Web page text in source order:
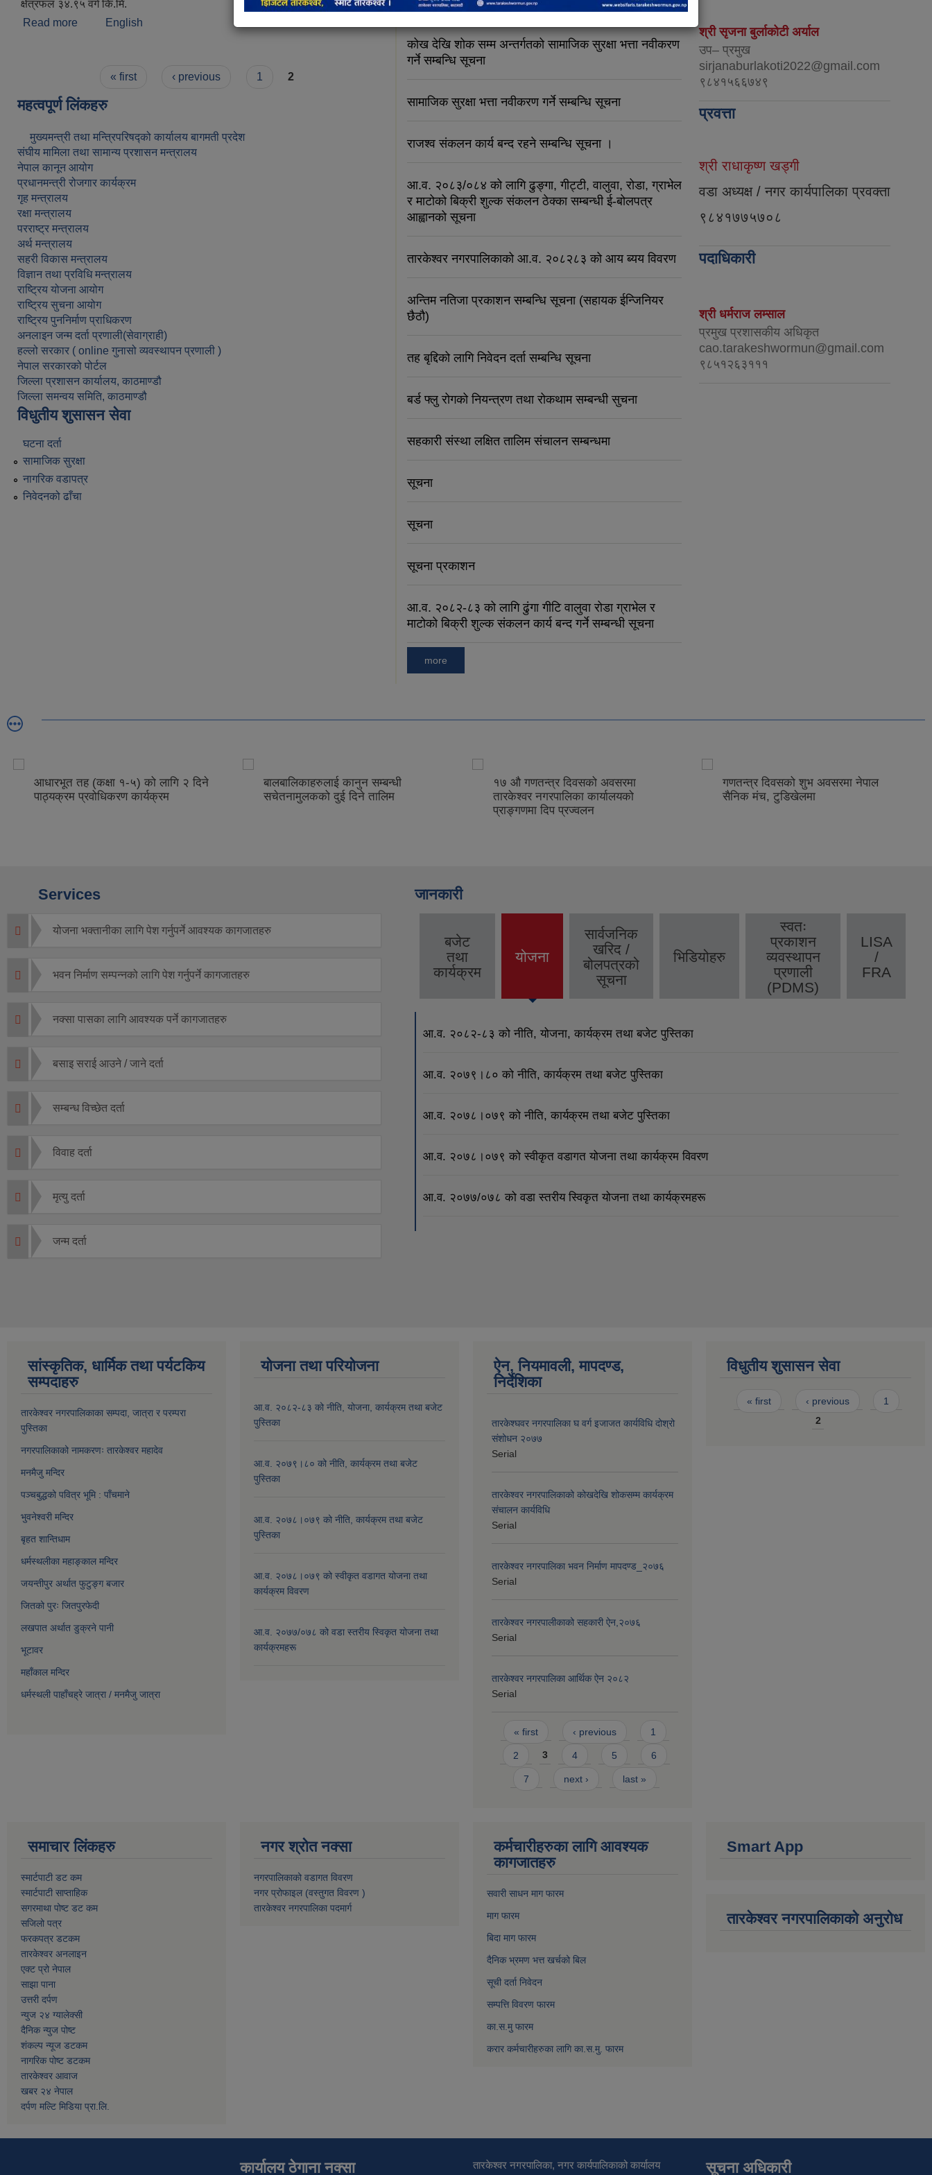
क्षेत्रफल ३४.९५ वर्ग कि.मि.
Read more about संक्षिप्त परिचय
English
« first ‹ previous 1 2
महत्वपूर्ण लिंकहरु
मुख्यमन्त्री तथा मन्त्रिपरिषद्को कार्यालय बागमती प्रदेश
संघीय मामिला तथा सामान्य प्रशासन मन्त्रालय
नेपाल कानून आयोग
प्रधानमन्त्री रोजगार कार्यक्रम
गृह मन्त्रालय
रक्षा मन्त्रालय
परराष्ट्र मन्त्रालय
अर्थ मन्त्रालय
सहरी विकास मन्त्रालय
विज्ञान तथा प्रविधि मन्त्रालय
राष्ट्रिय योजना आयोग
राष्ट्रिय सुचना आयोग
राष्ट्रिय पुननिर्माण प्राधिकरण
अनलाइन जन्म दर्ता प्रणाली(सेवाग्राही)
हल्लो सरकार ( online गुनासो व्यवस्थापन प्रणाली )
नेपाल सरकारको पोर्टल
जिल्ला प्रशासन कार्यालय, काठमाण्डौ
जिल्ला समन्वय समिति, काठमाण्डौ
विधुतीय शुसासन सेवा
घटना दर्ता
सामाजिक सुरक्षा
नागरिक वडापत्र
निवेदनको ढाँचा
सूचना
कोख देखि शोक सम्म अन्तर्गतको सामाजिक सुरक्षा भत्ता नवीकरण
गर्ने सम्बन्धि सूचना
सामाजिक सुरक्षा भत्ता नवीकरण गर्ने सम्बन्धि सूचना
राजश्व संकलन कार्य बन्द रहने सम्बन्धि सूचना ।
आ.व. २०८३/०८४ को लागि ढुङ्गा, गीट्टी, वालुवा, रोडा, ग्राभेल
र माटोको बिक्री शुल्क संकलन ठेक्का सम्बन्धी ई-बोलपत्र
आह्वानको सूचना
तारकेश्वर नगरपालिकाको आ.व. २०८२८३ को आय ब्यय विवरण
अन्तिम नतिजा प्रकाशन सम्बन्धि सूचना (सहायक ईन्जिनियर
छैठौ)
तह बृद्दिको लागि निवेदन दर्ता सम्बन्धि सूचना
बर्ड फ्लु रोगको नियन्त्रण तथा रोकथाम सम्बन्धी सुचना
सहकारी संस्था लक्षित तालिम संचालन सम्बन्धमा
सूचना
सूचना
सूचना प्रकाशन
आ.व. २०८२-८३ को लागि ढुंगा गीटि वालुवा रोडा ग्राभेल र
माटोको बिक्री शुल्क संकलन कार्य बन्द गर्ने सम्बन्धी सूचना
more
श्री सृजना बुर्लाकोटी अर्याल
उप– प्रमुख
sirjanaburlakoti2022@gmail.com
९८४१५६६७४९
प्रवत्ता
श्री राधाकृष्ण खड्गी
वडा अध्यक्ष / नगर कार्यपालिका प्रवक्ता
९८४१७७५७०८
पदाधिकारी
श्री धर्मराज लम्साल
प्रमुख प्रशासकीय अधिकृत
cao.tarakeshwormun@gmail.com
९८५१२६३१११
आधारभूत तह (कक्षा १-५) को लागि २ दिने
पाठ्यक्रम प्रवोधिकरण कार्यक्रम
बालबालिकाहरुलाई कानुन सम्बन्धी
सचेतनामुलकको दुई दिने तालिम
१७ औ गणतन्त्र दिवसको अवसरमा
तारकेश्वर नगरपालिका कार्यालयको
प्राङ्गणमा दिप प्रज्वलन
गणतन्त्र दिवसको शुभ अवसरमा नेपाल
सैनिक मंच, टुडिखेलमा
Services
योजना भक्तानीका लागि पेश गर्नुपर्ने आवश्यक कागजातहरु
भवन निर्माण सम्पन्नको लागि पेश गर्नुपर्ने कागजातहरु
नक्सा पासका लागि आवश्यक पर्ने कागजातहरु
बसाइ सराई आउने / जाने दर्ता
सम्बन्ध विच्छेत दर्ता
विवाह दर्ता
मृत्यु दर्ता
जन्म दर्ता
जानकारी
बजेट
तथा
कार्यक्रम
योजना
(active
सार्वजनिक
खरिद /
बोलपत्रको
सूचना
भिडियोहरु
स्वतः
प्रकाशन
व्यवस्थापन
प्रणाली
(PDMS)
LISA
/
FRA
आ.व. २०८२-८३ को नीति, योजना, कार्यक्रम तथा बजेट पुस्तिका
आ.व. २०७९।८० को नीति, कार्यक्रम तथा बजेट पुस्तिका
आ.व. २०७८।०७९ को नीति, कार्यक्रम तथा बजेट पुस्तिका
आ.व. २०७८।०७९ को स्वीकृत वडागत योजना तथा कार्यक्रम विवरण
आ.व. २०७७/०७८ को वडा स्तरीय स्विकृत योजना तथा कार्यक्रमहरू
सांस्कृतिक, धार्मिक तथा पर्यटकिय
सम्पदाहरु
तारकेश्वर नगरपालिकाका सम्पद ा, जात्रा र परम्परा
पुस्तिका
नगरपालिकाको नामकरणः तारकेश्वर महादेव
मनमैजु मन्दिर
पञ्चबुद्धको पवित्र भूमि : पाँचमाने
भुवनेश्वरी मन्दिर
बृहत शान्तिधाम
धर्मस्थलीका महाङ्काल मन्दिर
जयन्तीपुर अर्थात फुटुङ्ग बजार
जितको पुरः जितपुरफेदी
लखपात अर्थात डुक्रने पानी
भूटावर
महाँकाल मन्दिर
धर्मस्थली पाहाँचह्रे जात्रा / मनमैजु जात्रा
योजना तथा परियोजना
आ.व. २०८२-८३ को नीति, योजना, कार्यक्रम तथा बजेट
पुस्तिका
आ.व. २०७९।८० को नीति, कार्यक्रम तथा बजेट
पुस्तिका
आ.व. २०७८।०७९ को नीति, कार्यक्रम तथा बजेट
पुस्तिका
आ.व. २०७८।०७९ को स्वीकृत वडागत योजना तथा
कार्यक्रम विवरण
आ.व. २०७७/०७८ को वडा स्तरीय स्विकृत योजना तथा
कार्यक्रमहरू
ऐन, नियमावली, मापदण्ड,
निर्देशिका
तारकेश्घवर नगरपालिका घ वर्ग इजाजत कार्यविधि दोश्रो
संशोधन २०७७
Serial
तारकेश्वर नगरपालिकाको कोखदेखि शोकसम्म कार्यक्रम
संचालन कार्यविधि
Serial
तारकेश्वर नगरपालिका भवन निर्माण मापदण्ड_२०७६
Serial
तारकेश्वर नगरपालीकाको सहकारी ऐन,२०७६
Serial
तारकेश्वर नगरपालिका आर्थिक ऐन २०८२
Serial
Pages
« first ‹ previous 1
2 3 4 5 6
7 next › last »
विधुतीय शुसासन सेवा
Pages
« first ‹ previous
1
2
समाचार लिंकहरु
स्मार्टपाटी डट कम
स्मार्टपाटी साप्ताहिक
सगरमाथा पोष्ट डट कम
सजिलो पत्र
फरकपत्र डटकम
तारकेश्वर अनलाइन
एक्ट प्रो नेपाल
साझा पाना
उत्तरी दर्पण
न्युज २४ ग्यालेक्सी
दैनिक न्युज पोष्ट
शंकल्प न्यूज डटकम
नागरिक पोष्ट डटकम
तारकेश्वर आवाज
खबर २४ नेपाल
दर्पण मल्टि मिडिया प्रा.लि.
नगर श्रोत नक्सा
नगरपालिकाको वडागत विवरण
नगर प्रोफाइल (वस्तुगत विवरण )
तारकेश्वर नगरपालिका पदमार्ग
कर्मचारीहरुका लागि आवश्यक
कागजातहरु
सवारी साधन माग फारम
माग फारम
बिदा माग फारम
दैनिक भ्रमण भत्त खर्चको बिल
सूची दर्ता निवेदन
सम्पत्ति विवरण फारम
का.स.मु फारम
करार कर्मचारीहरुका लागि का.स.मु. फारम
Smart App
तारकेश्वर नगरपालिकाको अनुरोध
कार्यालय ठेगाना नक्सा तारकेश्वर नगरपालिका, नगर कार्यपालिकाको कार्यालय सूचना अधिकारी